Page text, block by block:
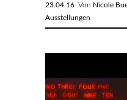
23.04.16 Von Nicole
Ausstellungen